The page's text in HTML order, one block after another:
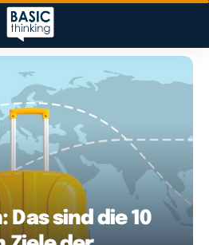
Das sind die 10